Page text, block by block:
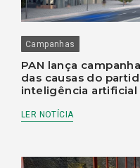
Campanhas
PAN lança
das causas do
inteligência artificial
LER NOTÍCIA